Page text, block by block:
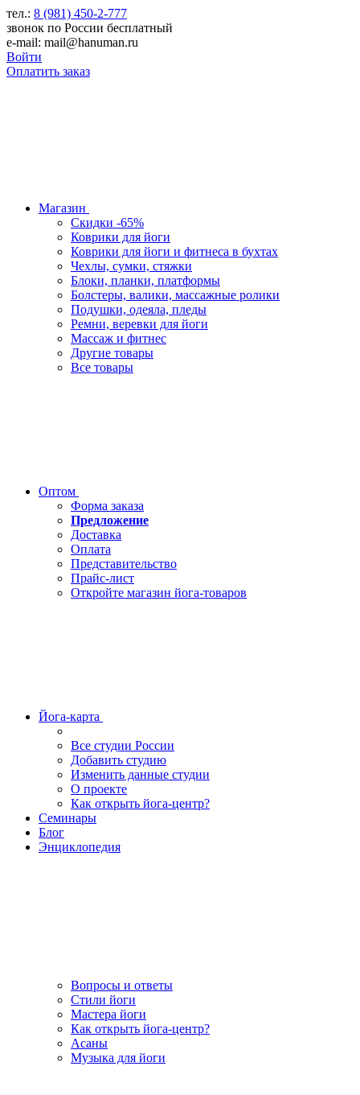
тел.: 8 (981) 450-2-777
звонок по России бесплатный
e-mail: mail@hanuman.ru
Войти
Оплатить заказ
Магазин
Скидки -65%
Коврики для йоги
Коврики для йоги и фитнеса в бухтах
Чехлы, сумки, стяжки
Блоки, планки, платформы
Болстеры, валики, массажные ролики
Подушки, одеяла, пледы
Ремни, веревки для йоги
Массаж и фитнес
Другие товары
Все товары
Оптом
Форма заказа
Предложение
Доставка
Оплата
Представительство
Прайс-лист
Откройте магазин йога-товаров
Йога-карта
Все студии России
Добавить студию
Изменить данные студии
О проекте
Как открыть йога-центр?
Семинары
Блог
Энциклопедия
Вопросы и ответы
Стили йоги
Мастера йоги
Как открыть йога-центр?
Асаны
Музыка для йоги